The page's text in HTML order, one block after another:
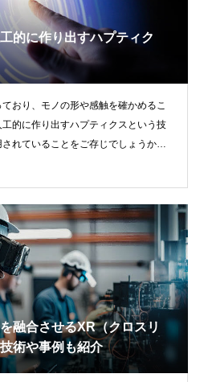
的に作り出すハプティク
おり、モノの形や感触を確かめるこ
的に作り出すハプティクスという技
れていることをご存じでしょうか。
融合させるXR（クロスリ
術や事例も紹介